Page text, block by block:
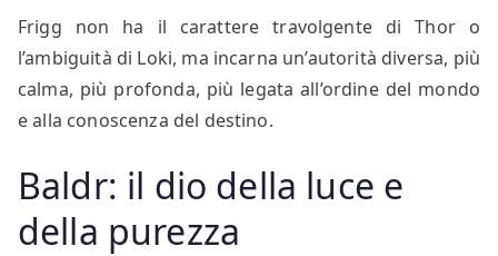
Frigg non ha il carattere travolgente di Thor o
l’ambiguità di Loki, ma incarna un’autorità diversa, più
calma, più profonda, più legata all’ordine del mondo
e alla conoscenza del destino.
Baldr: il dio della luce e
della purezza